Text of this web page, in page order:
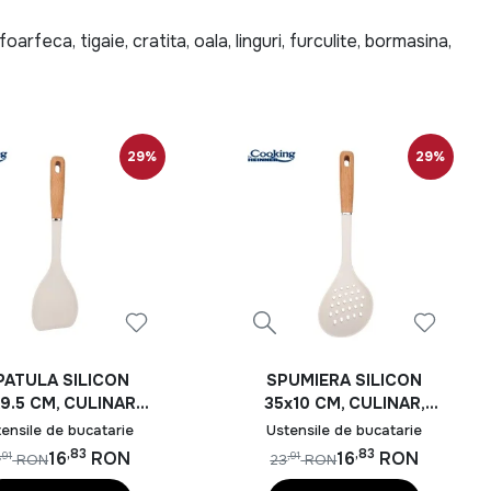
tigaie, cratita, oala, linguri, furculite, bormasina,
covor, cearceaf, HEINNER ACUMULATOR,
iti simplifice munca. Alege dintr-o varietate de farfurii,
ti bucataria cu linguri si furculite rezistente,
esentiale precum prelungitorul, indispensabil in
29%
SILICON
CM, CULINAR,
BY HEINNER
de bucatarie
16,83 RON
,91 RON
29%
SPUMIERA SILICON
35x10 CM, CULINAR,
COOKING BY HEINNER
Ustensile de bucatarie
16,83 RON
23,91 RON